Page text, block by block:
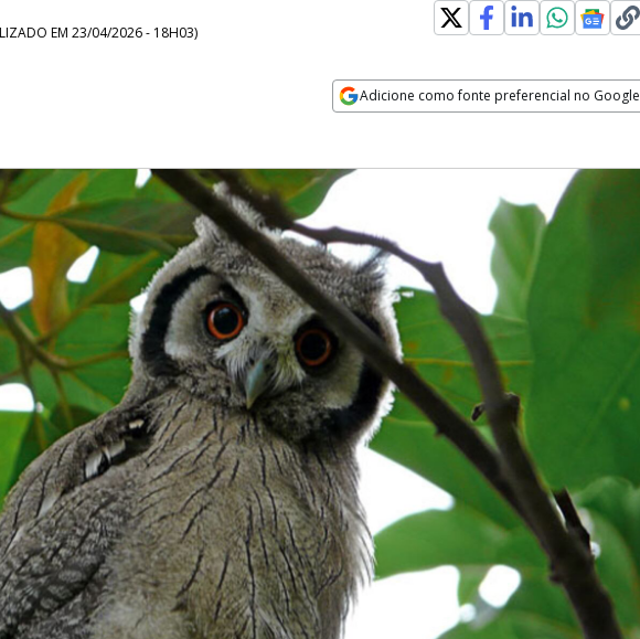
EM 23/04/2026 - 18H03)
Adicione como fonte preferencial no Google